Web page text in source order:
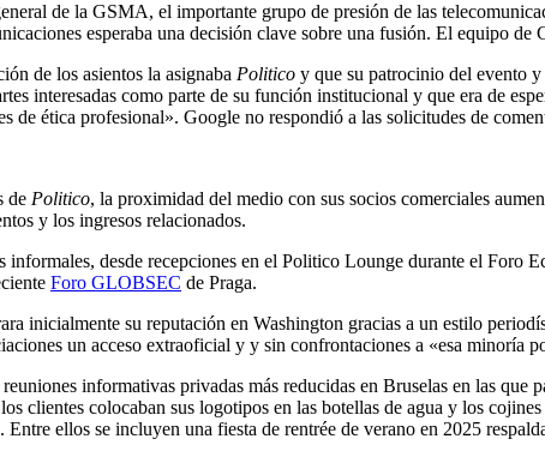
de la GSMA, el importante grupo de presión de las
esperaba una decisión clave sobre una fusión. El equipo
de los asientos la asignaba Politico y que su patrocinio del evento
interesadas como parte de su función institucional y que era de
de ética profesional». Google no respondió a las solicitudes de
de Politico, la proximidad del medio con sus socios comerciales
y los ingresos relacionados.
informales, desde recepciones en el Politico Lounge durante el
Foro GLOBSEC de Praga.
inicialmente su reputación en Washington gracias a un estilo
un acceso extraoficial y y sin confrontaciones a «esa minoría
informativas privadas más reducidas en Bruselas en las
clientes colocaban sus logotipos en las botellas de agua y los
Entre ellos se incluyen una fiesta de rentrée de verano en 2025